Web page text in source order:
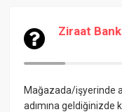
Ziraat
Mağazada/işyerinde
adımına geldiğinizde